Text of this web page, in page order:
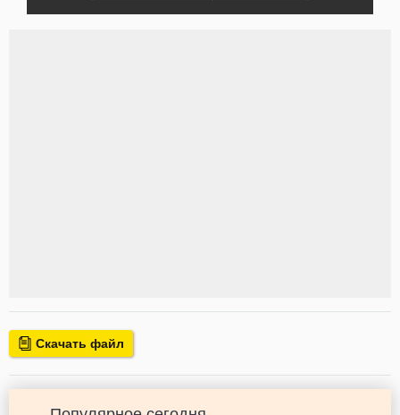
Скачать файл